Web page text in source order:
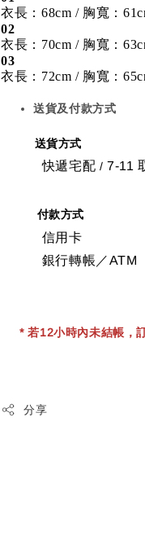
衣長：68cm / 胸寬：
02
衣長：70cm / 胸寬：
03
衣長：72cm / 胸寬：
送貨及付款方式
送貨方式
快遞宅配 / 7-11
付款方式
信用卡
銀行轉帳／ATM
* 若12小時內未結帳，
分享